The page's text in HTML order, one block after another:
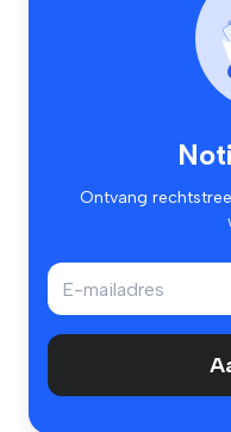
Ontvang